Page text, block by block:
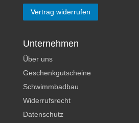
Vertrag widerrufen
Unternehmen
Über uns
Geschenkgutscheine
Schwimmbadbau
Widerrufsrecht
Datenschutz